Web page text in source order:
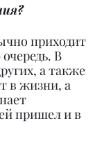
приходит
В
а также
в жизни, а
пришел и в